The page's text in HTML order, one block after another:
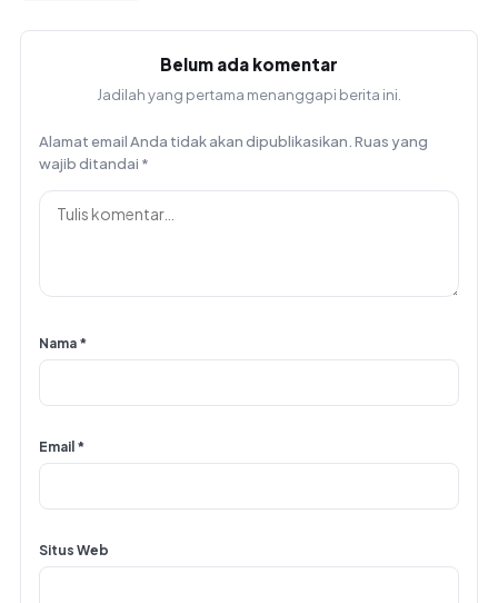
Belum ada komentar
Jadilah yang pertama menanggapi berita ini.
Alamat email Anda tidak akan dipublikasikan. Ruas yang
wajib ditandai *
Nama *
Email *
Situs Web